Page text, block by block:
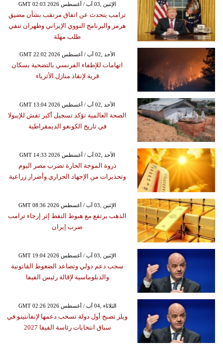
GMT 02:03 2026 الإثنين ,03 آب / أغسطس
ترامب يتحدث عن اتفاق مرتقب بشأن مضيق
هرمز والبرنامج النووي الإيراني وطهران تنفي
طلب مهلة
GMT 22:02 2026 الأحد ,02 آب / أغسطس
اتهامات للإطفاء الفرنسي بالتضحية بسكان
قرية لإنقاذ منازل الأثرياء
GMT 13:04 2026 الأحد ,02 آب / أغسطس
الصحة العالمية تؤكد تسجيل أكبر تفش للإيبولا
في تاريخ الكونغو الديمقراطية
GMT 14:33 2026 الأحد ,02 آب / أغسطس
ذروة الموجة الحارة تضرب مصر اليوم
وتحذيرات من الإجهاد الحراري وأضرار زراعية
GMT 08:36 2026 الإثنين ,03 آب / أغسطس
الذهب يرتفع مع هبوط النفط إثر إرجاء ترامب
ضرب إيران
GMT 19:04 2026 الإثنين ,03 آب / أغسطس
سحب دعم دولي وتصاعد الضغوط القانونية
والدبلوماسية لإقالة رئيس الفيفا
GMT 02:26 2026 الثلاثاء ,04 آب / أغسطس
ويلز تصبح أول دولة تسحب دعمها لإنفانتينو في
سباق انتخابات رئاسة الفيفا 2027